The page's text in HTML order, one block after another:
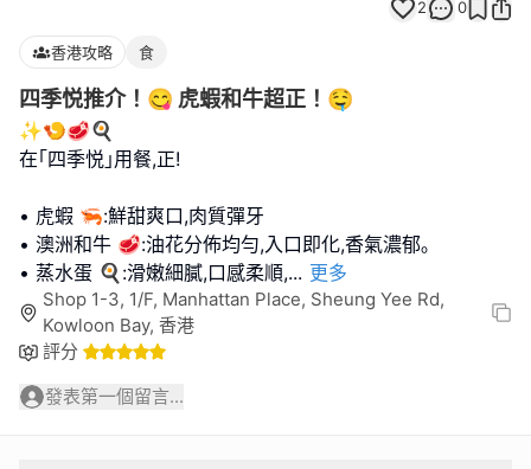
2 0
香港攻略 食
四季悦推介！😋 虎蝦和牛超正！🤤
✨🍤🥩🍳
在｢四季悦｣用餐,正!
• 虎蝦 🦐:鮮甜爽口,肉質彈牙
• 澳洲和牛 🥩:油花分佈均勻,入口即化,香氣濃郁｡
• 蒸水蛋 🍳:滑嫩細膩,口感柔順,... 更多
Shop 1-3, 1/F, Manhattan Place, Sheung Yee Rd,
Kowloon Bay, 香港
評分
發表第一個留言...